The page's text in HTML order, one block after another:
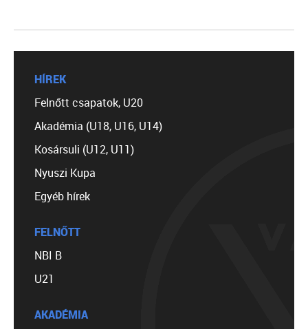
HÍREK
Felnőtt csapatok, U20
Akadémia (U18, U16, U14)
Kosársuli (U12, U11)
Nyuszi Kupa
Egyéb hírek
FELNŐTT
NBI B
U21
AKADÉMIA